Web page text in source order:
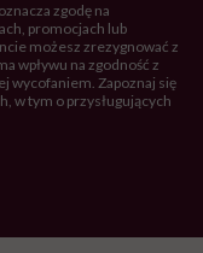
zgodę na
promocjach lub
możesz zrezygnować z
wpływu na zgodność z
wycofaniem. Zapoznaj się
w tym o przysługujących